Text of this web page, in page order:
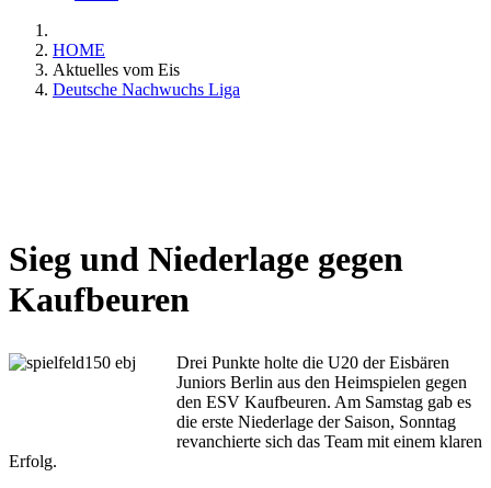
HOME
Aktuelles vom Eis
Deutsche Nachwuchs Liga
Sieg und Niederlage gegen
Kaufbeuren
Drei Punkte holte die U20 der Eisbären
Juniors Berlin aus den Heimspielen gegen
den ESV Kaufbeuren. Am Samstag gab es
die erste Niederlage der Saison, Sonntag
revanchierte sich das Team mit einem klaren
Erfolg.